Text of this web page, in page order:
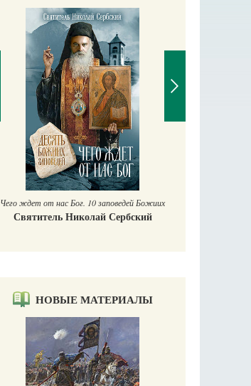
Чего ждет от нас Бог. 10 заповедей Божиих
Святитель Николай Сербский
НОВЫЕ МАТЕРИАЛЫ